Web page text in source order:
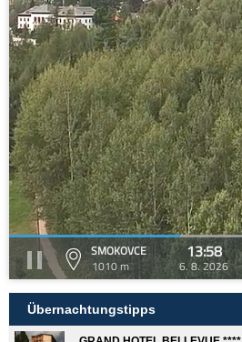
SMOKOVCE
1010 m
13:58
6. 8. 2026
Übernachtungstipps